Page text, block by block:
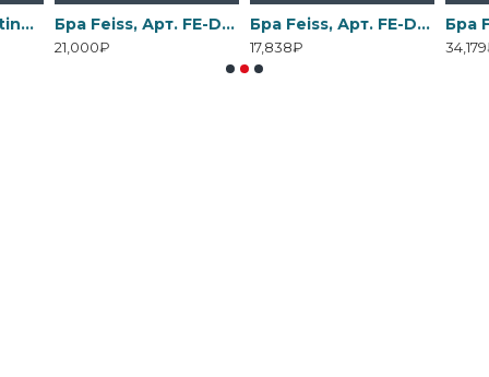
Бра Elstead Lighting, Арт. DL-COSMOS1 Бра Feiss, Арт. FE-DRAWING-ROOM-WU1
21,000₽
Бра Feiss, Арт. FE-DRAWING-ROOM-WU2
17,838₽